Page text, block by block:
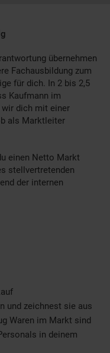
übernehmen
Fachausbildung zum
für dich. In 2 bis 2,5
Kaufmann im
wir dich mit einer
als Marktleiter
einen Netto Markt
stellvertretenden
der internen
und zeichnest sie aus
Waren im Markt sind
in deinem